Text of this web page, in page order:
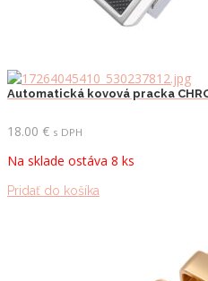
Automatická kovová pracka
18.00 € s DPH
Na sklade ostáva 8 ks
Pridať do košíka